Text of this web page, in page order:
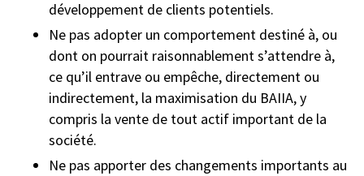
développement de clients potentiels.
Ne pas adopter un comportement destiné à, ou
dont on pourrait raisonnablement s’attendre à,
ce qu’il entrave ou empêche, directement ou
indirectement, la maximisation du BAIIA, y
compris la vente de tout actif important de la
société.
Ne pas apporter des changements importants au